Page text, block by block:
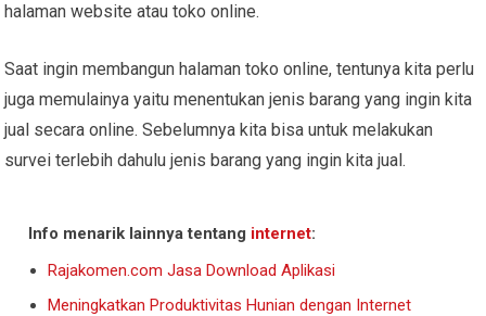
halaman website atau toko online.
Saat ingin membangun halaman toko online, tentunya kita perlu
juga memulainya yaitu menentukan jenis barang yang ingin kita
jual secara online. Sebelumnya kita bisa untuk melakukan
survei terlebih dahulu jenis barang yang ingin kita jual.
Info menarik lainnya tentang internet:
Rajakomen.com Jasa Download Aplikasi
Meningkatkan Produktivitas Hunian dengan Internet